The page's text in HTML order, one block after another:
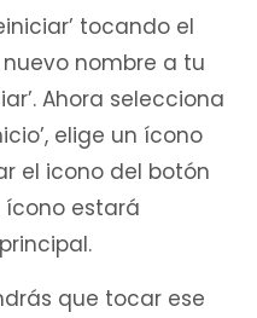
tocando el
nombre a tu
Ahora selecciona
elige un ícono
el icono del botón
ícono estará
que tocar ese